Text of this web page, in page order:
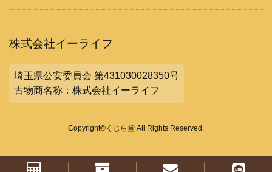
株式会社イーライフ
埼玉県公安委員会 第431030028350号
古物商名称：株式会社イーライフ
Copyright©くじら堂 All Rights Reserved.